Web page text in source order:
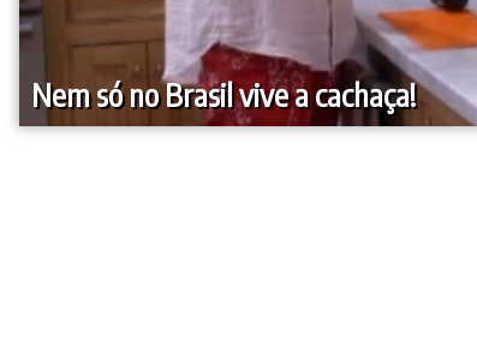
Nem só no Brasil vive a cachaça!